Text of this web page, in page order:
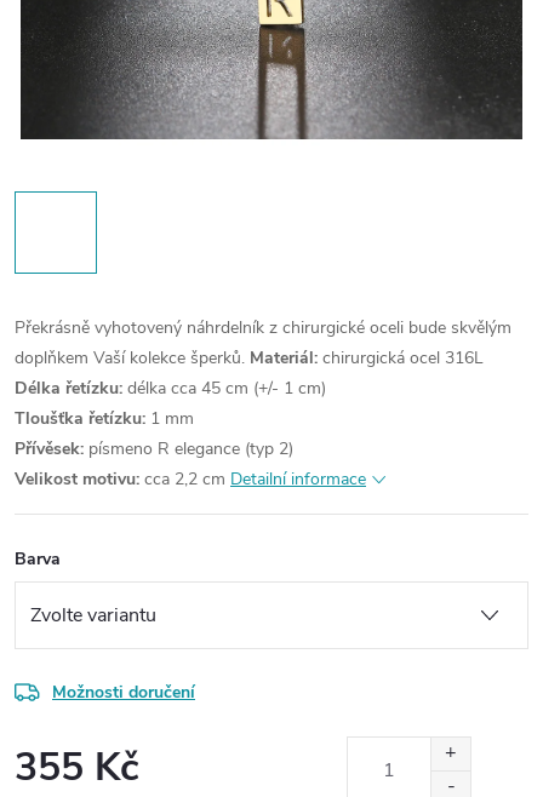
Překrásně vyhotovený náhrdelník z chirurgické oceli bude skvělým
doplňkem Vaší kolekce šperků. Materiál: chirurgická ocel 316L
Délka řetízku: délka cca 45 cm (+/- 1 cm)
Tloušťka řetízku: 1 mm
Přívěsek: písmeno R elegance (typ 2)
Velikost motivu: cca 2,2 cm Detailní informace
Barva
Možnosti doručení
355 Kč